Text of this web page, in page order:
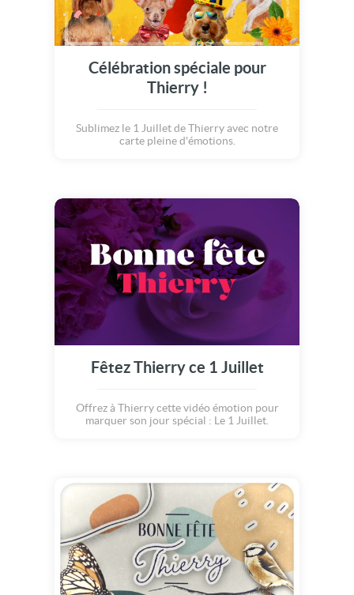
Célébration spéciale pour
Thierry !
Sublimez le 1 Juillet de Thierry avec notre
carte pleine d'émotions.
Fêtez Thierry ce 1 Juillet
Offrez à Thierry cette vidéo émotion pour
marquer son jour spécial : Le 1 Juillet.